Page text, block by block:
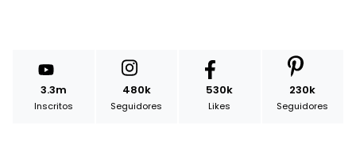
3.3m
Inscritos
480k
Seguidores
530k
Likes
230k
Seguidores